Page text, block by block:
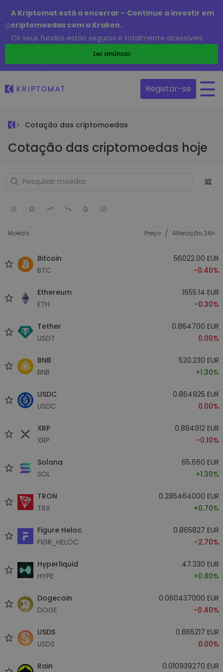
A Kriptomat está a encerrar – Continue a investir em
criptomoedas com a Kraken.
Os seus fundos estão seguros e totalmente acessíveis.
Ler anúncio
Registar-se
Cotação das criptomoedas
Cotação das criptomoedas hoje
Moeda Preço / Alteração 24h
Bitcoin
BTC
56022.00 EUR
-0.40%
Ethereum
ETH
1655.14 EUR
-0.30%
Tether
USDT
0.864700 EUR
0.00%
BNB
BNB
520.230 EUR
+1.30%
USDC
USDC
0.864925 EUR
0.00%
XRP
XRP
0.894912 EUR
-0.10%
Solana
SOL
65.660 EUR
+1.30%
TRON
TRX
0.285464000 EUR
+0.70%
Figure Heloc
FIGR_HELOC
0.865827 EUR
-2.70%
Hyperliquid
HYPE
47.330 EUR
+0.80%
Dogecoin
DOGE
0.060437000 EUR
-0.40%
USDS
USDS
0.865217 EUR
0.00%
Rain
0.010939270 EUR